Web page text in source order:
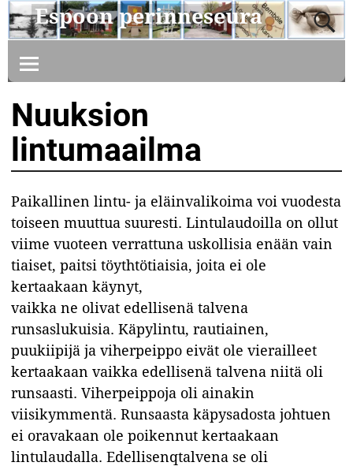
Espoon perinneseura
Nuuksion
lintumaailma
Paikallinen lintu- ja eläinvalikoima voi vuodesta
toiseen muuttua suuresti. Lintulaudoilla on ollut
viime vuoteen verrattuna uskollisia enään vain
tiaiset, paitsi töythtötiaisia, joita ei ole
kertaakaan käynyt,
vaikka ne olivat edellisenä talvena
runsaslukuisia. Käpylintu, rautiainen,
puukiipijä ja viherpeippo eivät ole vierailleet
kertaakaan vaikka edellisenä talvena niitä oli
runsaasti. Viherpeippoja oli ainakin
viisikymmentä. Runsaasta käpysadosta johtuen
ei oravakaan ole poikennut kertaakaan
lintulaudalla. Edellisenqtalvena se oli